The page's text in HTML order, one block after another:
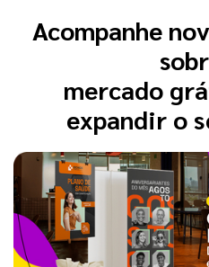
Acompanhe
mercado
expandir o